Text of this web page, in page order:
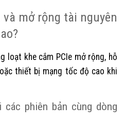
mở rộng tài nguyên
loạt khe cắm PCIe mở rộng, hỗ
thiết bị mạng tốc độ cao khi
các phiên bản cùng dòng